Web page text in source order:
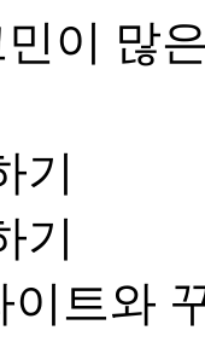
민이 많
기
기
이트와